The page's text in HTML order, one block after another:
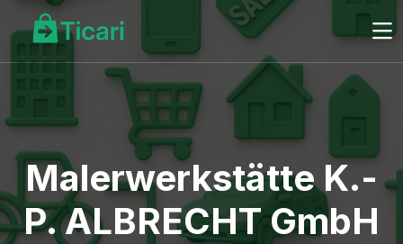
Malerwerkstätte K.-
P. ALBRECHT GmbH